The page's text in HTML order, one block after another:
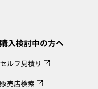
購入検討中の方へ
セルフ見積り
販売店検索